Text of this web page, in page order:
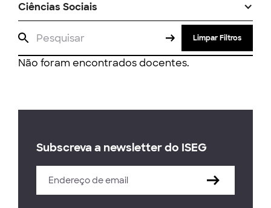
Ciências Sociais
Limpar Filtros
Não foram encontrados docentes.
Subscreva a newsletter do ISEG